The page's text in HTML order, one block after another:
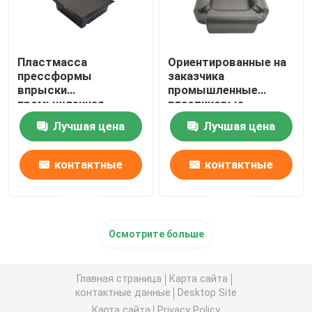
Прессформа впрыски ABS
Прессформа бытовой техники
Промышленная прессформа впрыски
Пластмасса
прессформы
впрыски
промышленная
отливая анти-
приборы в форму
похищения
Лучшая цена
контактные
Ориентированные на
заказчика
промышленные
пластиковые
приложения
пластиковой коробки
прессформы
Лучшая цена
контактные
Осмотрите больше
Главная страница
Карта сайта
контактные данные
Desktop Site